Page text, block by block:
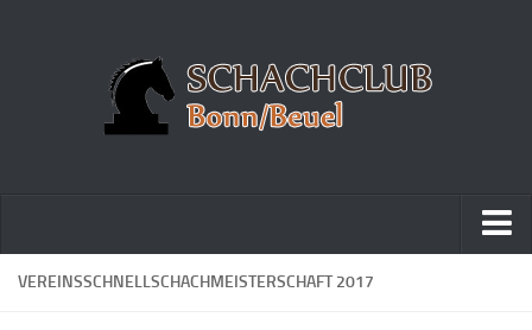
Home
VEREINSSCHNELLSCHACHMEISTERSCHAFT 2017